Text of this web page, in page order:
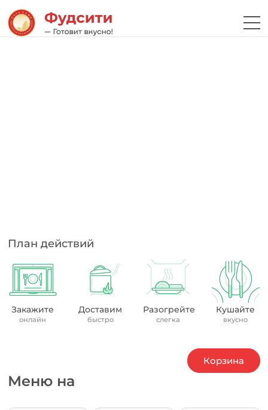
План действий
Закажите
онлайн
Доставим
быстро
Разогрейте
слегка
Кушайте
вкусно
Меню на
Корзина